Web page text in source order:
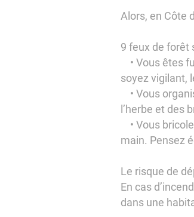
Alors, en Côte
9 feux de forêt
• Vous êtes
soyez vigilant,
• Vous
l’herbe et des
• Vous
main. Pensez
Le risque de
En cas
dans une